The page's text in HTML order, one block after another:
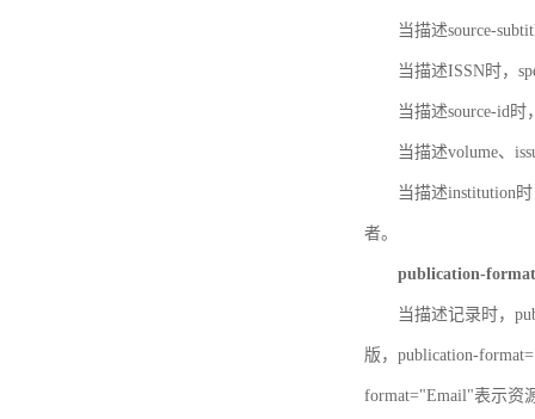
当描述source-
当描述ISSN时，
当描述source-id
当描述volume、
当描述institution
者。
publication-format
当描述记录时，
版，publication-
format="Email"表示资